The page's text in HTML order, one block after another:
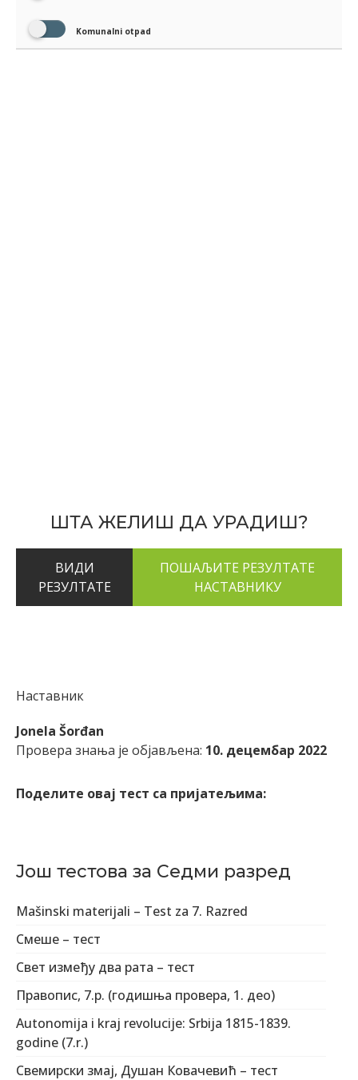
Komunalni otpad
ШТА ЖЕЛИШ ДА УРАДИШ?
ВИДИ
РЕЗУЛТАТЕ
Наставник
Jonela Šorđan
Провера знања је објављена: 10. децембар 2022
Поделите овај тест са пријатељима:
Још тестова за Седми разред
Mašinski materijali – Test za 7. Razred
Смеше – тест
Свет између два рата – тест
Правопис, 7.р. (годишња провера, 1. део)
Autonomija i kraj revolucije: Srbija 1815-1839.
godine (7.r.)
Свемирски змај, Душан Ковачевић – тест